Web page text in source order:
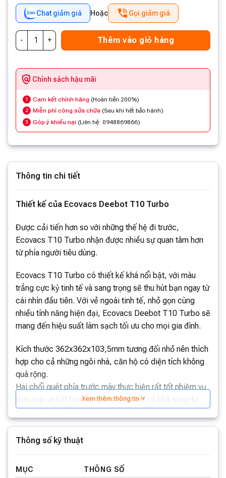
Chat giảm giá Hoặc Gọi giảm giá
Thêm vào giỏ hàng
Chính sách hậu mãi
1 Cam kết chính hãng (Hoàn tiền 200%)
2 Miễn phí công sửa chữa (Sau khi hết bảo hành)
3 Góp ý khiếu nại (Liên hệ: 0948869866)
Thông tin chi tiết
Thiết kế của Ecovacs Deebot T10 Turbo
Được cải tiến hơn so với những thế hệ đi trước,
Ecovacs T10 Turbo nhận được nhiều sự quan tâm hơn
từ phía người tiêu dùng.
Ecovacs T10 Turbo có thiết kế khá nổi bật, với màu
trắng cực kỳ tinh tế và sang trọng sẽ thu hút bạn ngay từ
cái nhìn đầu tiên. Với vẻ ngoài tinh tế, nhỏ gọn cùng
nhiều tính năng hiện đại, Ecovacs Deebot T10 Turbo sẽ
mang đến hiệu suất làm sạch tối ưu cho mọi gia đình.
Kích thước 362x362x103,5mm tương đối nhỏ nên thích
hợp cho cả những ngôi nhà, căn hộ có diện tích không
quá rộng.
Hai chổi quét phía trước máy thực hiện rất tốt nhiệm vụ
dọn dẹp và kết hợp cùng hai khăn lau có khả năng tự
Dung lượng pin lớn, làm việc liên tục trong
Với pin dung lượng 5200mAh, Ecovacs Deebot T10
Xem thêm thông tin
Thông số kỹ thuật
MỤC THÔNG SỐ